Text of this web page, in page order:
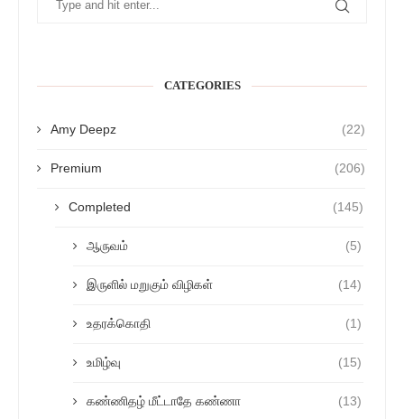
CATEGORIES
Amy Deepz (22)
Premium (206)
Completed (145)
ஆருவம் (5)
இருளில் மறுகும் விழிகள் (14)
உதரக்கொதி (1)
உமிழ்வு (15)
கண்ணிதழ் மீட்டாதே கண்ணா (13)